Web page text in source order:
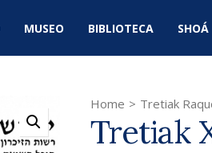
MUSEO BIBLIOTECA SHOÁ
Home > Tretiak
Tretiak